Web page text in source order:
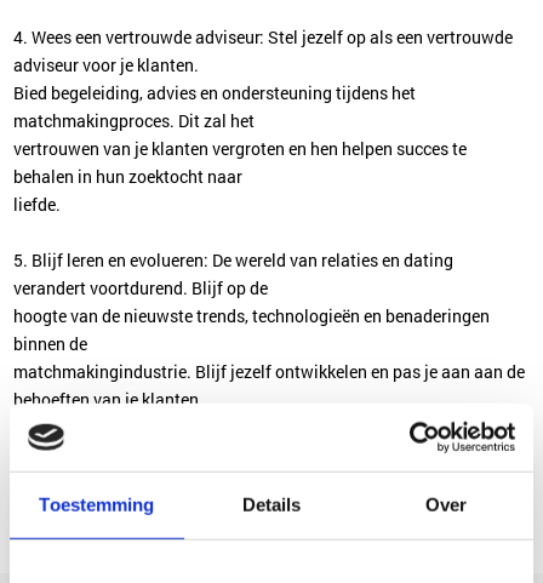
Toestemming Details Over
4. Wees een vertrouwde adviseur: Stel jezelf op als een vertrouwde
adviseur voor je klanten.
Bied begeleiding, advies en ondersteuning tijdens het
matchmakingproces. Dit zal het
vertrouwen van je klanten vergroten en hen helpen succes te
behalen in hun zoektocht naar
liefde.
5. Blijf leren en evolueren: De wereld van relaties en dating
verandert voortdurend. Blijf op de
hoogte van de nieuwste trends, technologieën en benaderingen
binnen de
matchmakingindustrie. Blijf jezelf ontwikkelen en pas je aan aan de
behoeften van je klanten.
Met Matchmakerworden.nl aan je zijde, sta je op het punt een
meester in de kunst van het
carrière als matchmaker!